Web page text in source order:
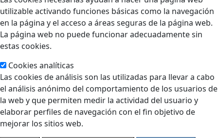
utilizable activando funciones básicas como la navegación
en la página y el acceso a áreas seguras de la página web.
La página web no puede funcionar adecuadamente sin
estas cookies.
Cookies analíticas
Las cookies de análisis son las utilizadas para llevar a cabo
el análisis anónimo del comportamiento de los usuarios de
la web y que permiten medir la actividad del usuario y
elaborar perfiles de navegación con el fin objetivo de
mejorar los sitios web.